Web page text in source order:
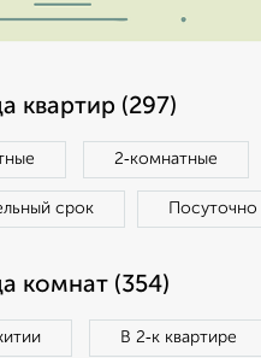
квартир (297)
2‑комнатные
срок Посуточно
комнат (354)
В 2‑к квартире